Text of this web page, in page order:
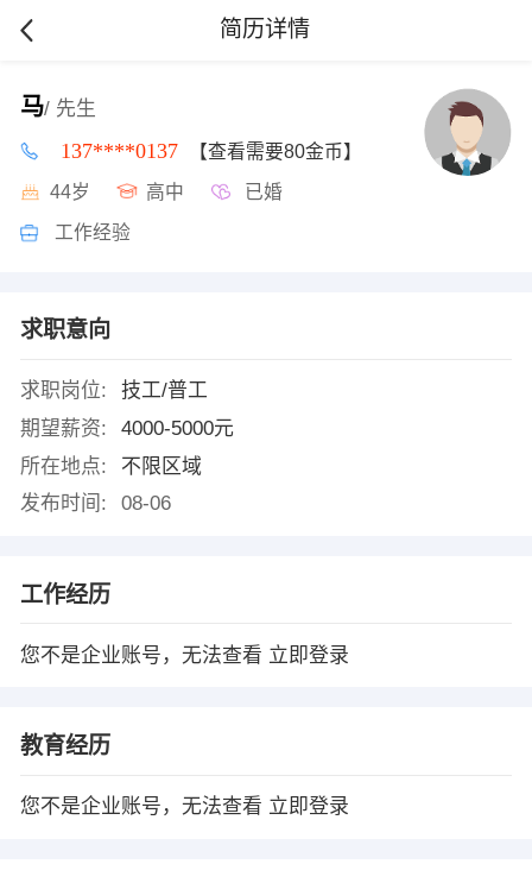
简历详情
马/ 先生
137****0137 【查看需要80金币】
44岁 高中 已婚
工作经验
求职意向
求职岗位:
技工/普工
期望薪资:
4000-5000元
所在地点:
不限区域
发布时间:
08-06
工作经历
您不是企业账号，无法查看 立即登录
教育经历
您不是企业账号，无法查看 立即登录